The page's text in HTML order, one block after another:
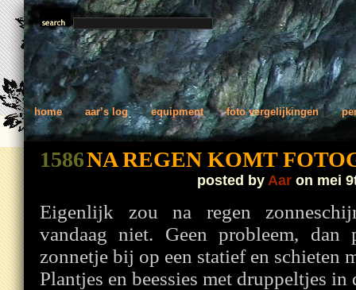
home aar’s log equipment foto vergelijkingen
1586NA REGEN KOMT
posted by Aar on mei
Eigenlijk zou na regen
vandaag niet. Geen probleem,
zonnetje bij op een statief en schieten
Plantjes en beessies met druppeltjes